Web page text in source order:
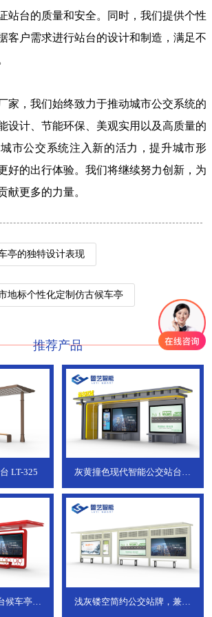
站台的质量和安全。同时，我们提供个性
客户需求进行站台的设计和制造，满足不
家，我们始终致力于推动城市公交系统的
设计、节能环保、美观实用以及高质量的
市公交系统注入新的活力，提升城市形
好的出行体验。我们将继续努力创新，为
献更多的力量。
亭的独特设计表现
地标个性化定制仿古候车亭
推荐产品
LT-325
灰黄撞色现代智能公交站台，
车亭，
浅灰镂空简约公交站牌，兼具